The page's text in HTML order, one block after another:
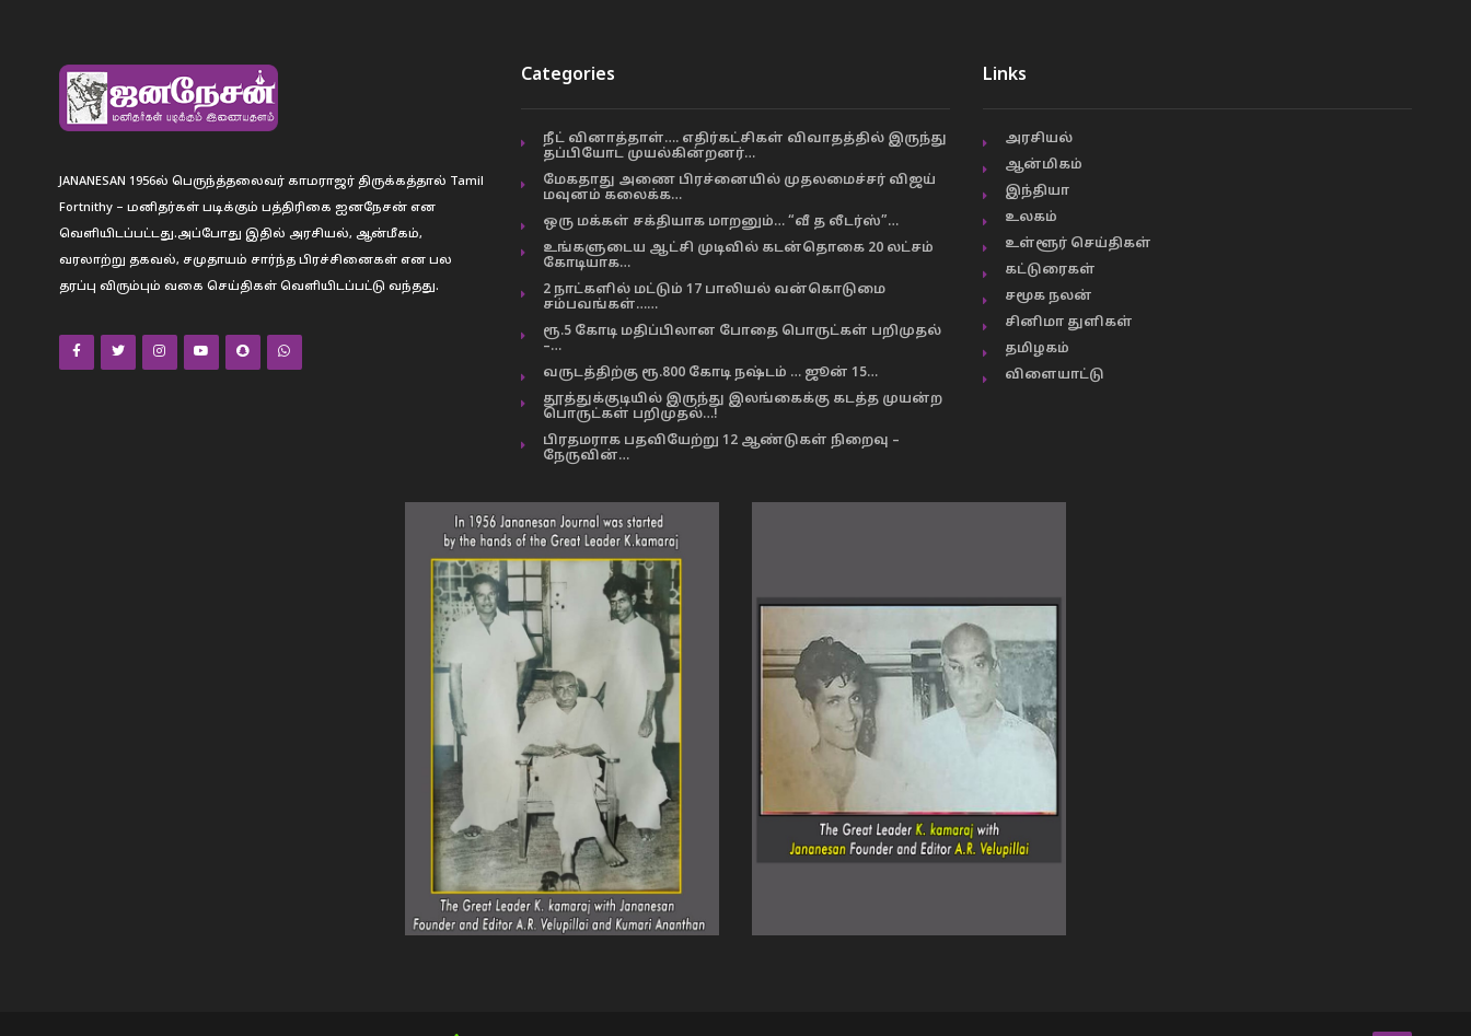
JANANESAN 1956ல் பெருந்த்தலைவர் காமராஜர் திருக்கத்தால் Tamil
Fortnithy – மனிதர்கள் படிக்கும் பத்திரிகை ஐனநேசன் என
வெளியிடப்பட்டது.அப்போது இதில் அரசியல், ஆன்மீகம்,
வரலாற்று தகவல், சமுதாயம் சார்ந்த பிரச்சினைகள் என பல
தரப்பு விரும்பும் வகை செய்திகள் வெளியிடப்பட்டு வந்தது.
Categories
நீட் வினாத்தாள்…. எதிர்கட்சிகள் விவாதத்தில் இருந்து
தப்பியோட முயல்கின்றனர்…
மேகதாது அணை பிரச்னையில் முதலமைச்சர் விஜய்
மவுனம் கலைக்க…
ஒரு மக்கள் சக்தியாக மாறனும்… “வீ த லீடர்ஸ்”…
உங்களுடைய ஆட்சி முடிவில் கடன்தொகை 20 லட்சம்
கோடியாக…
2 நாட்களில் மட்டும் 17 பாலியல் வன்கொடுமை
சம்பவங்கள்……
ரூ.5 கோடி மதிப்பிலான போதை பொருட்கள் பறிமுதல்
–…
வருடத்திற்கு ரூ.800 கோடி நஷ்டம் … ஜூன் 15…
தூத்துக்குடியில் இருந்து இலங்கைக்கு கடத்த முயன்ற
பொருட்கள் பறிமுதல்…!
பிரதமராக பதவியேற்று 12 ஆண்டுகள் நிறைவு –
நேருவின்…
Links
அரசியல்
ஆன்மிகம்
இந்தியா
உலகம்
உள்ளூர் செய்திகள்
கட்டுரைகள்
சமூக நலன்
சினிமா துளிகள்
தமிழகம்
விளையாட்டு